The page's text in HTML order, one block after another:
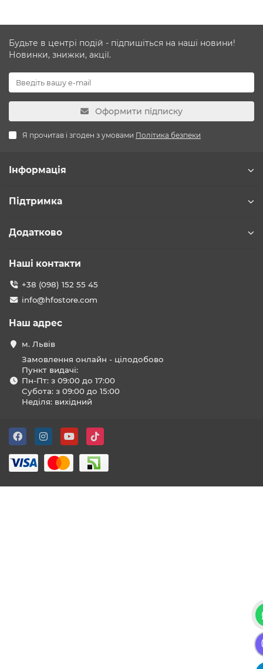
Будьте в центрі подій - підпишіться на наші новини!
Новинки, знижки, акції.
Оформити підписку
Я прочитав і згоден з умовами Політика безпеки
Інформація
Підтримка
Додатково
Наші контакти
+38 (098) 152 55 45
info@hfostore.com
Наш адрес
м. Львів
Замовлення онлайн - цілодобово
Пункт видачі:
Пн-Пт: з 09:00 до 17:00
Субота: з 09:00 до 15:00
Неділя: вихідний